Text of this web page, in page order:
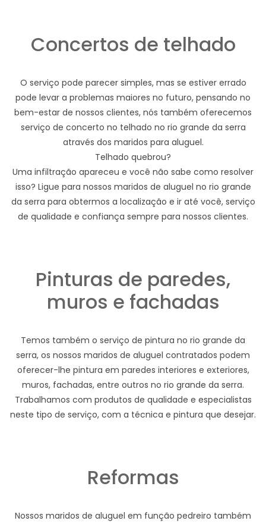
Concertos de telhado
O serviço pode parecer simples, mas se estiver errado
pode levar a problemas maiores no futuro, pensando no
bem-estar de nossos clientes, nós também oferecemos
serviço de concerto no telhado no rio grande da serra
através dos maridos para aluguel.
Telhado quebrou?
Uma infiltração apareceu e você não sabe como resolver
isso? Ligue para nossos maridos de aluguel no rio grande
da serra para obtermos a localização e ir até você, serviço
de qualidade e confiança sempre para nossos clientes.
Pinturas de paredes,
muros e fachadas
Temos também o serviço de pintura no rio grande da
serra, os nossos maridos de aluguel contratados podem
oferecer-lhe pintura em paredes interiores e exteriores,
muros, fachadas, entre outros no rio grande da serra.
Trabalhamos com produtos de qualidade e especialistas
neste tipo de serviço, com a técnica e pintura que desejar.
Reformas
Nossos maridos de aluguel em função pedreiro também